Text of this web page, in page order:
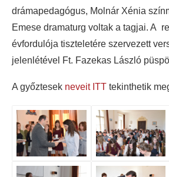
drámapedagógus, Molnár Xénia
Emese dramaturg voltak a tagjai. A
évfordulója tiszteletére szervezett
jelenlétével Ft. Fazekas László
A győztesek neveit ITT tekinthetik